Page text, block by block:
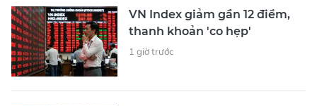
VN Index giảm gần 12 điểm,
thanh khoản 'co hẹp'
1 giờ trước